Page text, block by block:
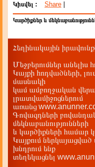
Կիսվել : Share
Կարծիքներ և
Հեղինակային
Մեջբերումներ
Կայքի հոդվածների,
մասնակի
կամ ամբողջական
լրատվամիջոցներում
առանց
Գովազդների
մեկնաբանությունների
և կարծիքների համար
Կայքում
խնդրում ենք
տեղեկացնել